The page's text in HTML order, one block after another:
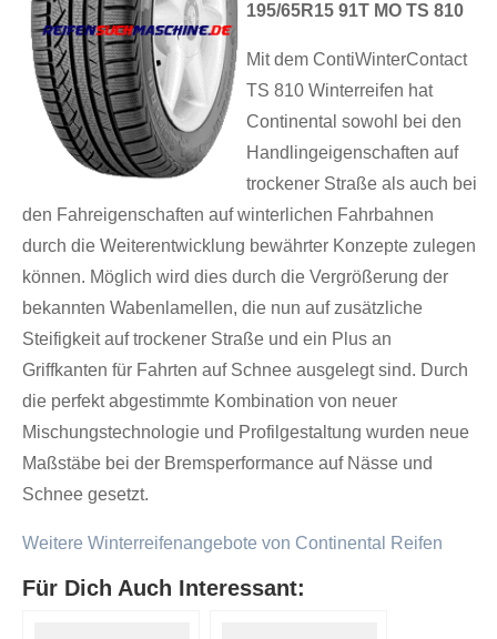
195/65R15 91T MO TS 810
Mit dem ContiWinterContact
TS 810 Winterreifen hat
Continental sowohl bei den
Handlingeigenschaften auf
trockener Straße als auch bei
den Fahreigenschaften auf winterlichen Fahrbahnen
durch die Weiterentwicklung bewährter Konzepte zulegen
können. Möglich wird dies durch die Vergrößerung der
bekannten Wabenlamellen, die nun auf zusätzliche
Steifigkeit auf trockener Straße und ein Plus an
Griffkanten für Fahrten auf Schnee ausgelegt sind. Durch
die perfekt abgestimmte Kombination von neuer
Mischungstechnologie und Profilgestaltung wurden neue
Maßstäbe bei der Bremsperformance auf Nässe und
Schnee gesetzt.
Weitere Winterreifenangebote von Continental Reifen
Für Dich Auch Interessant: